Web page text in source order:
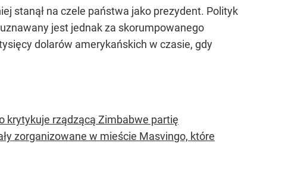
stanął na czele państwa jako prezydent. Polityk
jest jednak za skorumpowanego
dolarów amerykańskich w czasie, gdy
krytykuje rządzącą Zimbabwe partię
zorganizowane w mieście Masvingo, które